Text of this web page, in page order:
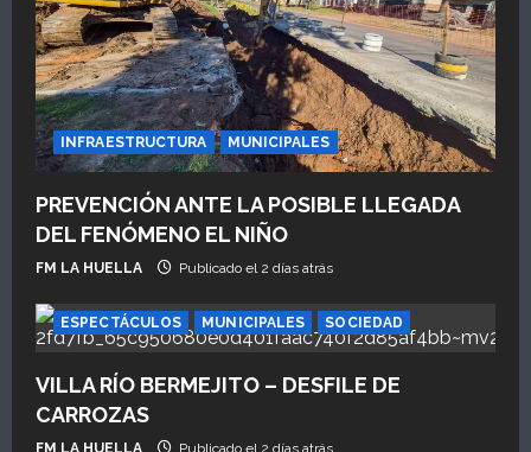
INFRAESTRUCTURA MUNICIPALES
PREVENCIÓN ANTE LA POSIBLE LLEGADA
DEL FENÓMENO EL NIÑO
FM LA HUELLA Publicado el 2 días atrás
ESPECTÁCULOS MUNICIPALES SOCIEDAD
VILLA RÍO BERMEJITO – DESFILE DE
CARROZAS
FM LA HUELLA Publicado el 2 días atrás